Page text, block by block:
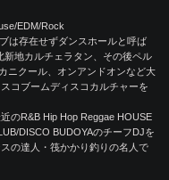
EDM/Rock
は存在せずダンスホールと呼ば
地カルチェラタン、その後ペル
ニクール、オンアンドオンなど大
コブームディスコカルチャーを
のR&B Hip Hop Reggae HOUSE
DISCO BUDOYAのチーフDJを
の達人・筏かかり釣りの名人で